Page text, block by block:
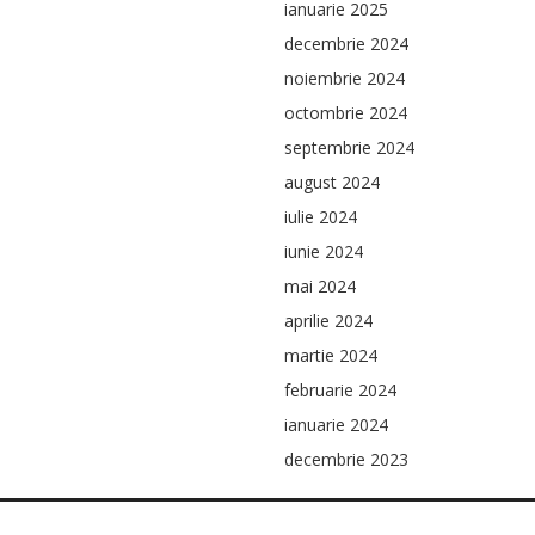
ianuarie 2025
decembrie 2024
noiembrie 2024
octombrie 2024
septembrie 2024
august 2024
iulie 2024
iunie 2024
mai 2024
aprilie 2024
martie 2024
februarie 2024
ianuarie 2024
decembrie 2023